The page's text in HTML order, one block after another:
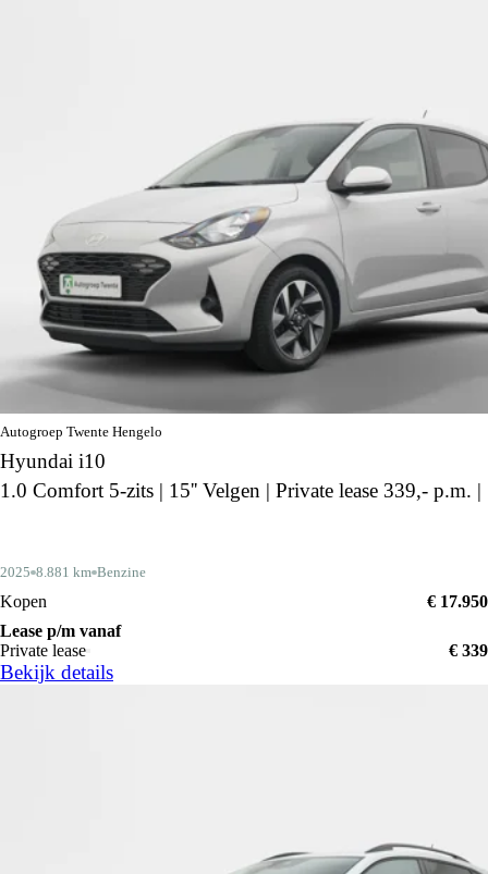
Autogroep Twente Hengelo
Hyundai i10
1.0 Comfort 5-zits | 15'' Velgen | Private lease 339,- p.m. |
2025 8.881 km Benzine
Kopen
€ 17.950
Lease p/m vanaf
Private lease
€ 339
Bekijk details